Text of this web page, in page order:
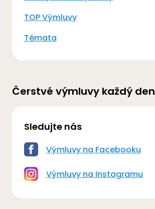
TOP Výmluvy
Témata
Čerstvé výmluvy každý den
Sledujte nás
Výmluvy na Facebooku
Výmluvy na Instagramu